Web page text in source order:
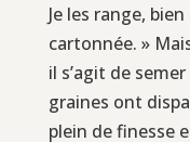
Je les range,
cartonnée. »
il s’agit de
graines ont
plein de finesse